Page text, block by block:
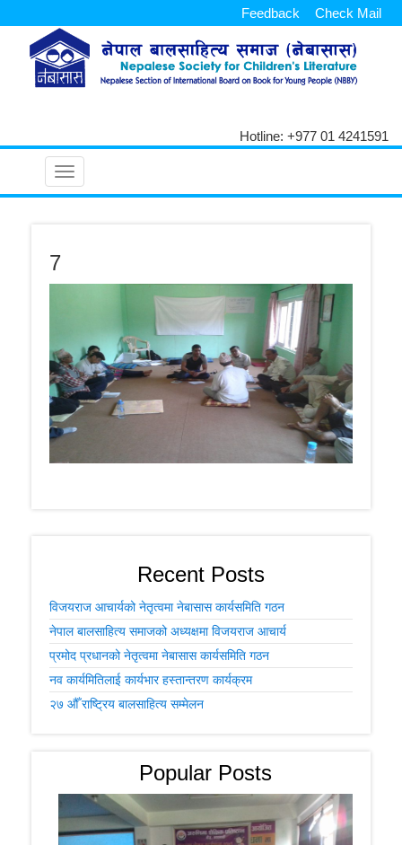
Check Mail
Feedback
Hotline: +977 01 4241591
Toggle
navigation
7
Recent Posts
विजयराज आचार्यको नेतृत्वमा नेबासास कार्यसमिति गठन
नेपाल बालसाहित्य समाजको अध्यक्षमा विजयराज आचार्य
प्रमोद प्रधानको नेतृत्वमा नेबासास कार्यसमिति गठन
नव कार्यमितिलाई कार्यभार हस्तान्तरण कार्यक्रम
२७ औँ राष्ट्रिय बालसाहित्य सम्मेलन
Popular Posts